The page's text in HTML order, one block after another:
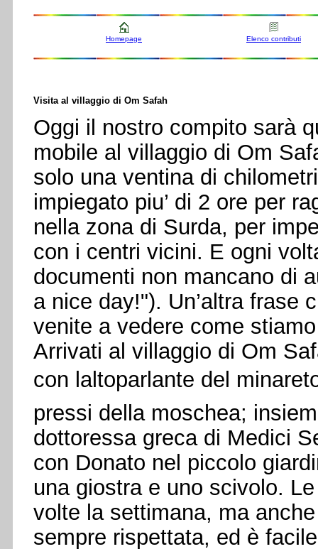
Homepage Elenco contributi
Visita al villaggio di Om Safah
Oggi il nostro compito sarà
mobile al villaggio di Om
solo una ventina di
impiegato piu’ di 2 ore per
nella zona di Surda, per
con i centri vicini. E ogni
documenti non mancano di
a nice day!"). Un’altra frase
venite a vedere come
Arrivati al villaggio di Om
con laltoparlante del
pressi della moschea;
dottoressa greca di Medici
con Donato nel piccolo
una giostra e uno scivolo.
volte la settimana, ma
sempre rispettata, ed è